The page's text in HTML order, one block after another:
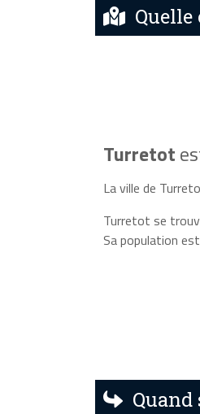
Quelle
Turretot
La ville de
Turretot se
Sa population